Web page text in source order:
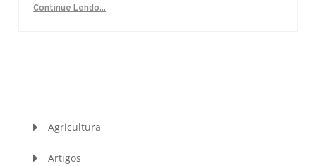
Continue Lendo...
Agricultura
Artigos